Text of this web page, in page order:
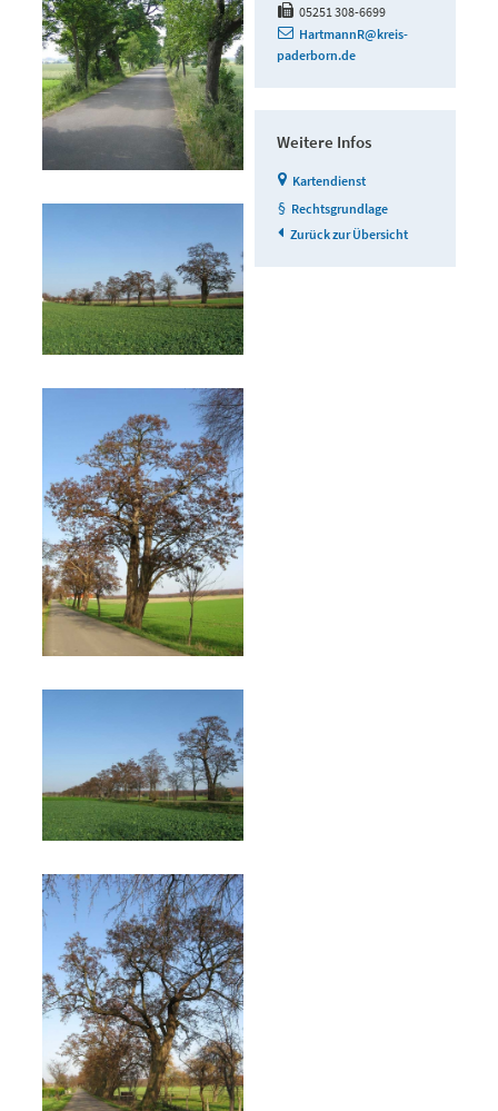
05251 308-6699
HartmannR@kreis-
paderborn.de
Weitere Infos
Kartendienst
Rechtsgrundlage
Zurück zur Übersicht